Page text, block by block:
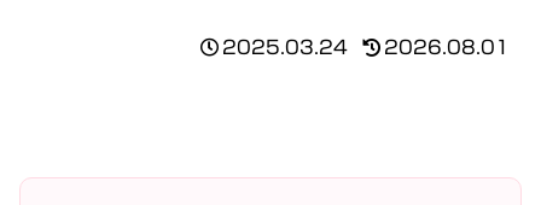
2025.03.24 2026.08.01